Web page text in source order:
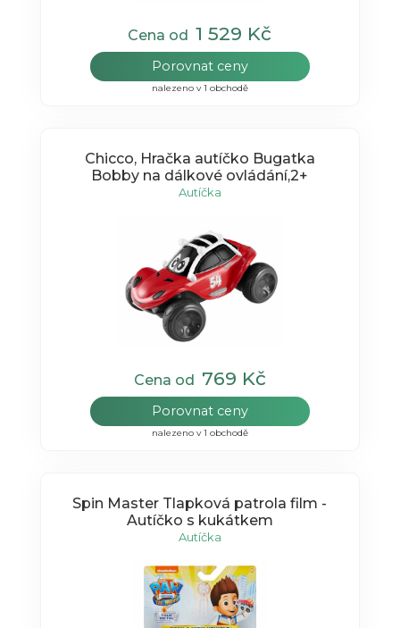
Cena od1 529 Kč
Porovnat ceny
nalezeno v 1 obchodě
Chicco, Hračka autíčko Bugatka
Bobby na dálkové ovládání,2+
Autíčka
Cena od 769 Kč
Porovnat ceny
nalezeno v 1 obchodě
Spin Master Tlapková patrola film -
Autíčko s kukátkem
Autíčka